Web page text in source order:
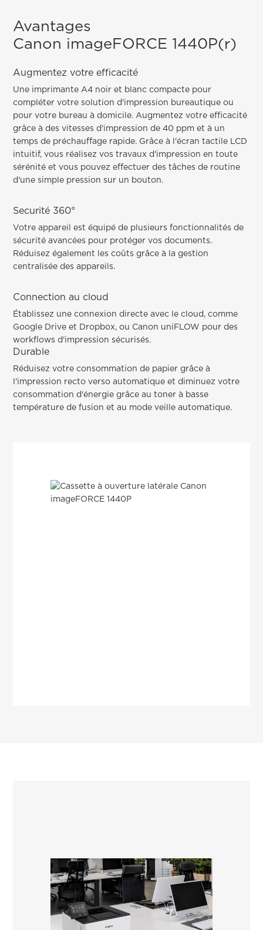
Avantages
Canon imageFORCE 1440P(r)
Augmentez votre efficacité
Une imprimante A4 noir et blanc compacte pour
compléter votre solution d'impression bureautique ou
pour votre bureau à domicile. Augmentez votre efficacité
grâce à des vitesses d'impression de 40 ppm et à un
temps de préchauffage rapide. Grâce à l'écran tactile LCD
intuitif, vous réalisez vos travaux d'impression en toute
sérénité et vous pouvez effectuer des tâches de routine
d'une simple pression sur un bouton.
Securité 360°
Votre appareil est équipé de plusieurs fonctionnalités de
sécurité avancées pour protéger vos documents.
Réduisez également les coûts grâce à la gestion
centralisée des appareils.
Connection au cloud
Établissez une connexion directe avec le cloud, comme
Google Drive et Dropbox, ou Canon uniFLOW pour des
workflows d'impression sécurisés.
Durable
Réduisez votre consommation de papier grâce à
l'impression recto verso automatique et diminuez votre
consommation d'énergie grâce au toner à basse
température de fusion et au mode veille automatique.